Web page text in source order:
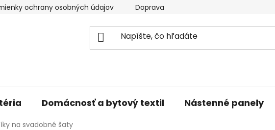
ochrany osobných údajov Doprava a platba
Domácnosť a bytový textil Nástenné panely
na svadobné šaty